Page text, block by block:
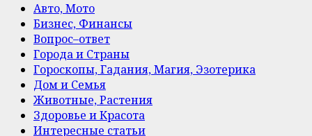
Авто, Мото
Бизнес, Финансы
Вопрос–ответ
Города и Страны
Гороскопы, Гадания, Магия, Эзотерика
Дом и Семья
Животные, Растения
Здоровье и Красота
Интересные статьи